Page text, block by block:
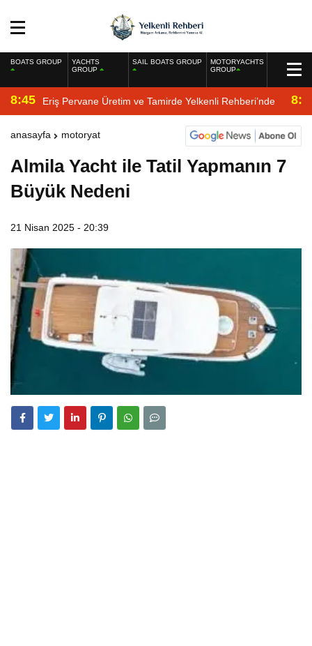
BOATS GROUP
YACHTS
GROUP
SAIL BOATS GROUP
MOTORYACHTS
GROUP
8:45 Eriş Pervane Üretim ve Tamirde Yelkenli Rehberi’nde
anasayfa motoryat
Almila Yacht ile Tatil Yapmanın 7
Büyük Nedeni
21 Nisan 2025 - 20:39